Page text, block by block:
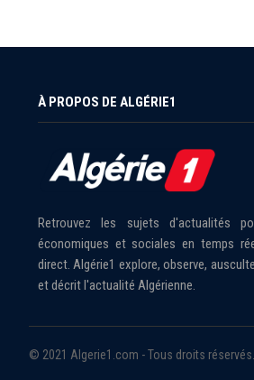
À PROPOS DE ALGÉRIE1
Retrouvez les sujets d'actualités
économiques et sociales en temps
direct. Algérie1 explore, observe,
et décrit l'actualité Algérienne.
© 2021 Algerie1.com - Tous droits réservés.